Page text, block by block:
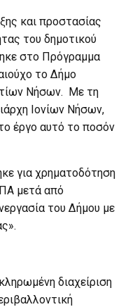
και προστασίας
του δημοτικού
στο Πρόγραμμα
το Δήμο
Νήσων. Με τη
Ιονίων Νήσων,
το έργο αυτό το ποσόν
για χρηματοδότηση
μετά από
του Δήμου με
διαχείριση